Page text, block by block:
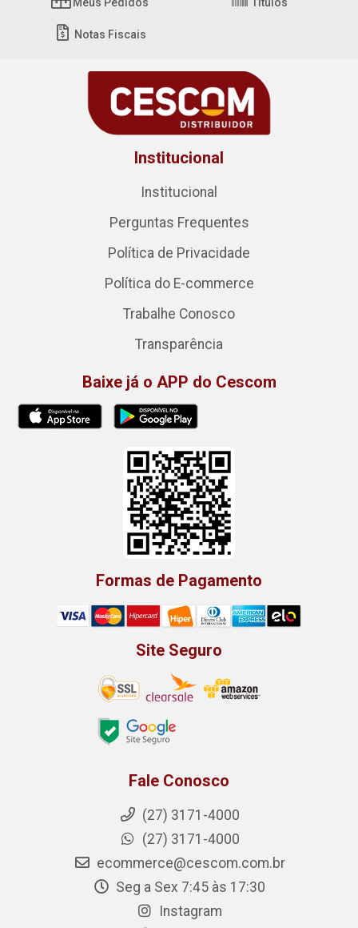
Notas Fiscais
Institucional
Institucional
Perguntas Frequentes
Política de Privacidade
Política do E-commerce
Trabalhe Conosco
Transparência
Baixe já o APP do Cescom
Formas de Pagamento
Site Seguro
Fale Conosco
(27) 3171-4000
(27) 3171-4000
ecommerce@cescom.com.br
Seg a Sex 7:45 às 17:30
Instagram